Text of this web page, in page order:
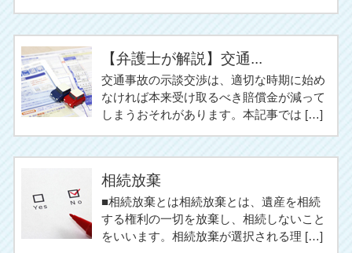
【弁護士が解説】交通...
交通事故の示談交渉は、適切な時期に始め
なければ本来受け取るべき賠償金が減って
しまうおそれがあります。本記事では […]
相続放棄
■相続放棄とは相続放棄とは、遺産を相続
する権利の一切を放棄し、相続しないこと
をいいます。相続放棄が選択される理 […]